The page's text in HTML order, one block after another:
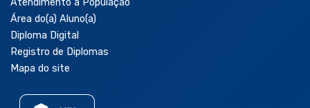
Área do(a) Aluno(a)
Diploma Digital
Registro de Diplomas
Mapa do site